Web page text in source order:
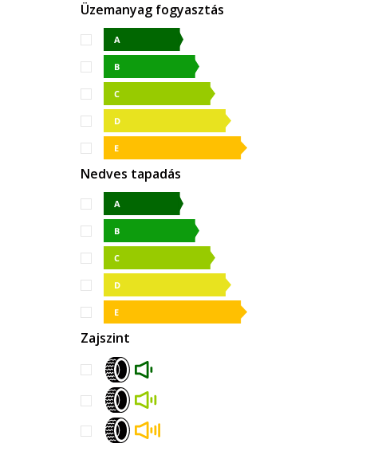
Üzemanyag fogyasztás
Nedves tapadás
Zajszint